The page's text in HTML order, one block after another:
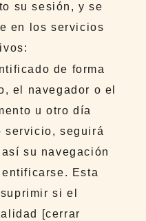
su sesión, y se
en los servicios
de forma
el navegador o el
u otro día
servicio, seguirá
su navegación
Esta
si el
[cerrar